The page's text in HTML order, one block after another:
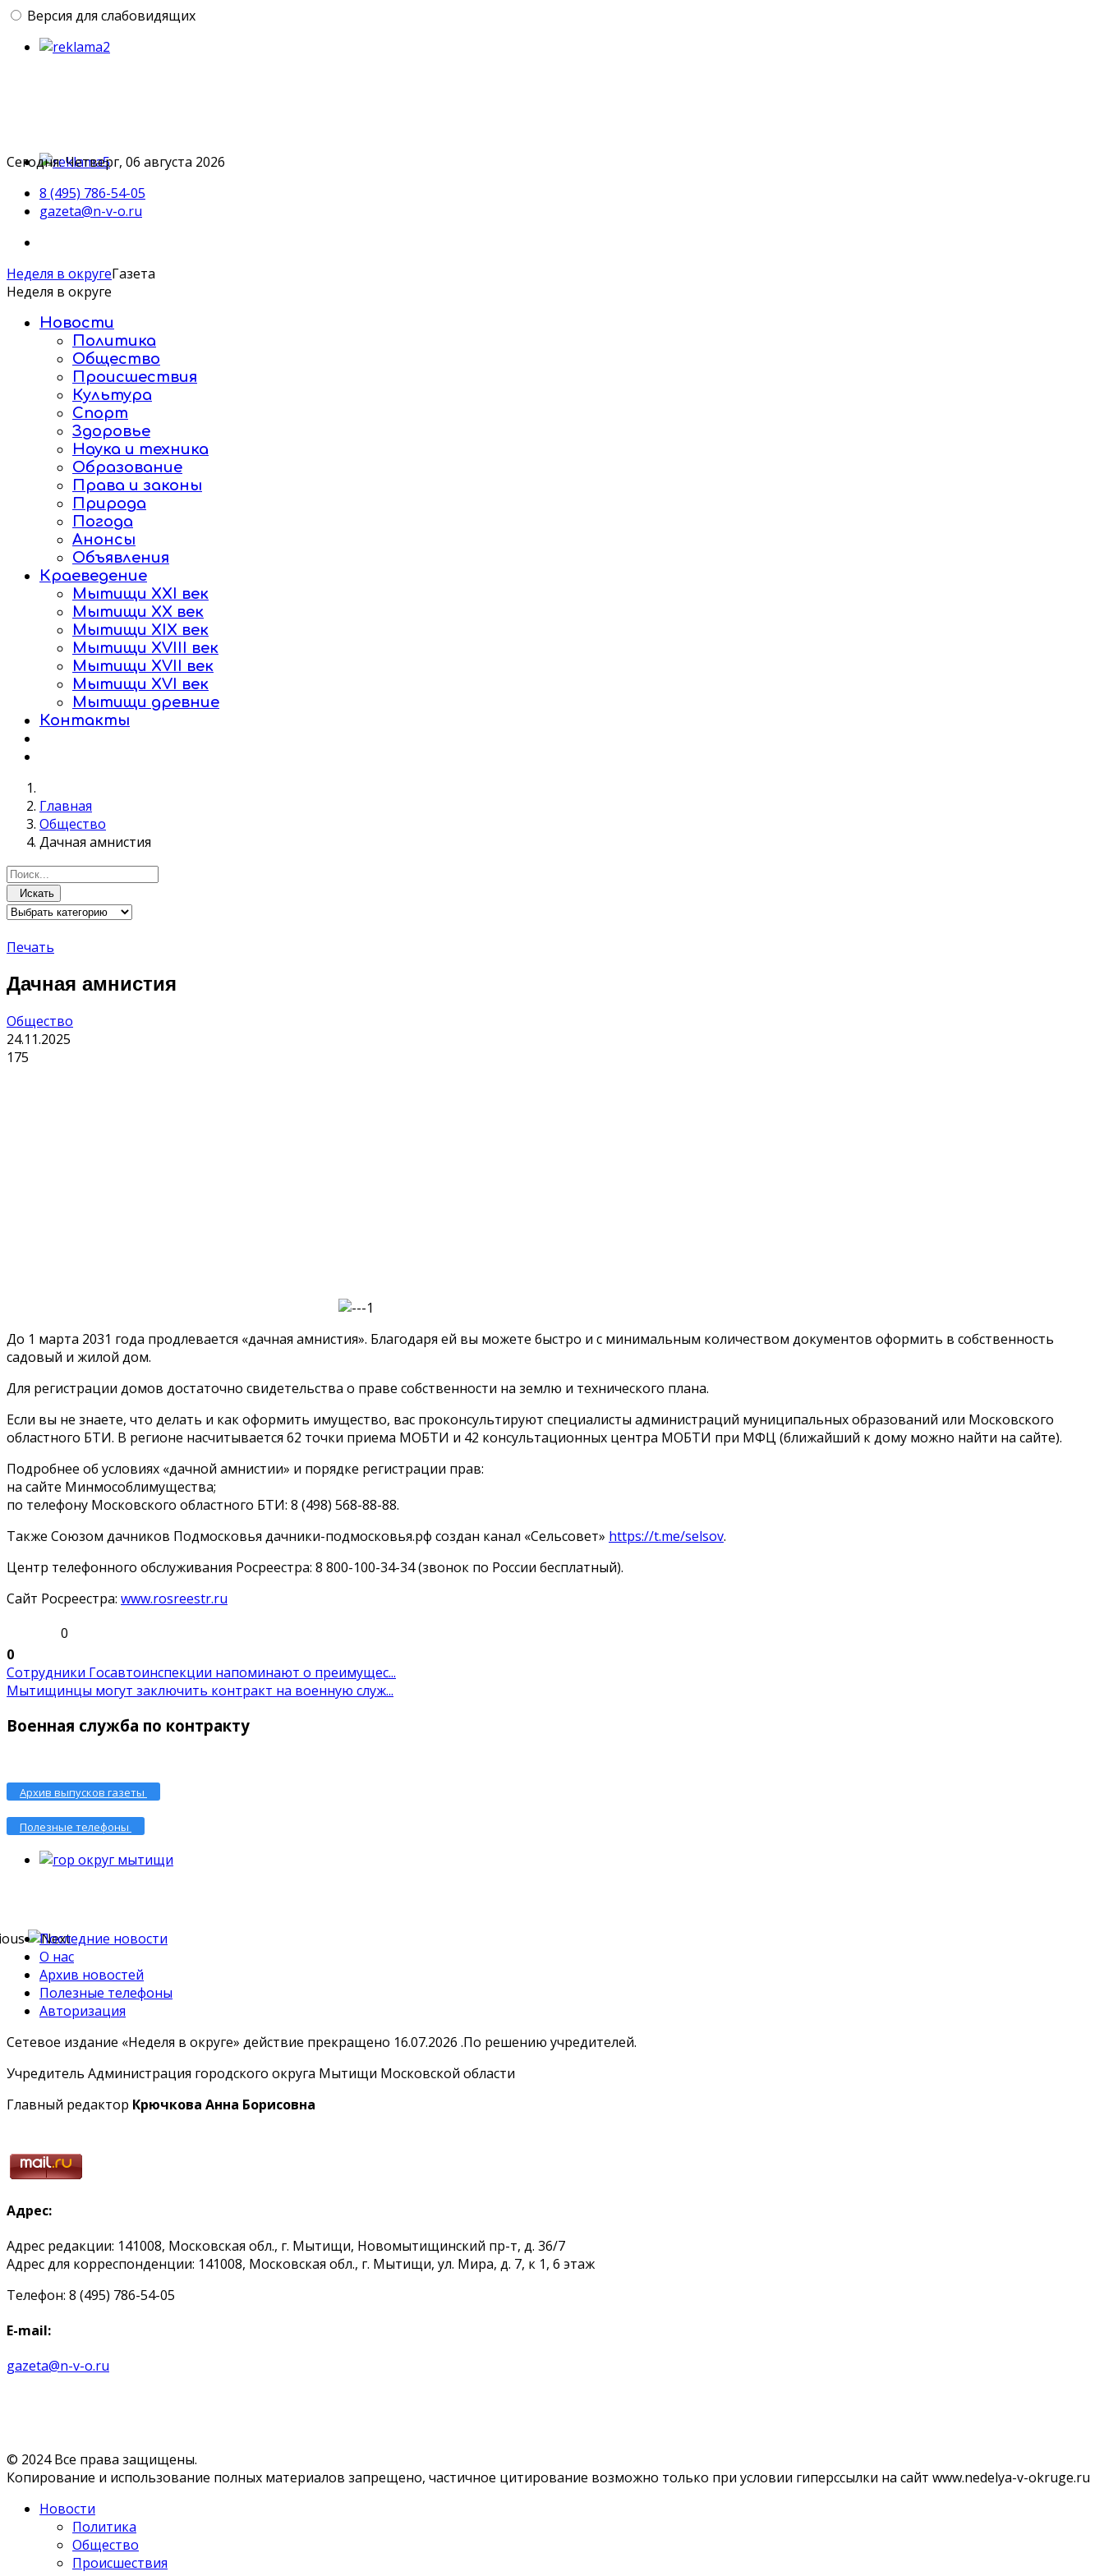
Версия для слабовидящих
Сегодня: Четверг, 06 августа 2026
8 (495) 786-54-05
gazeta@n-v-o.ru
Неделя в округеГазета
Неделя в округе
Новости
Политика
Общество
Происшествия
Культура
Спорт
Здоровье
Наука и техника
Образование
Права и законы
Природа
Погода
Анонсы
Объявления
Краеведение
Мытищи XXI век
Мытищи XX век
Мытищи XIX век
Мытищи XVIII век
Мытищи XVII век
Мытищи XVI век
Мытищи древние
Контакты
Главная
Общество
Дачная амнистия
Искать
Печать
Дачная амнистия
Общество
24.11.2025
175
До 1 марта 2031 года продлевается «дачная амнистия». Благодаря ей вы можете быстро и с минимальным количеством документов оформить в собственность
садовый и жилой дом.
Для регистрации домов достаточно свидетельства о праве собственности на землю и технического плана.
Если вы не знаете, что делать и как оформить имущество, вас проконсультируют специалисты администраций муниципальных образований или Московского
областного БТИ. В регионе насчитывается 62 точки приема МОБТИ и 42 консультационных центра МОБТИ при МФЦ (ближайший к дому можно найти на сайте).
Подробнее об условиях «дачной амнистии» и порядке регистрации прав:
на сайте Минмособлимущества;
по телефону Московского областного БТИ: 8 (498) 568-88-88.
Также Союзом дачников Подмосковья дачники-подмосковья.рф создан канал «Сельсовет» https://t.me/selsov.
Центр телефонного обслуживания Росреестра: 8 800-100-34-34 (звонок по России бесплатный).
Сайт Росреестра: www.rosreestr.ru
0
0
Сотрудники Госавтоинспекции напоминают о преимущес...
Мытищинцы могут заключить контракт на военную служ...
Военная служба по контракту
Архив выпусков газеты
Полезные телефоны
Последние новости
О нас
Архив новостей
Полезные телефоны
Авторизация
Сетевое издание «Неделя в округе» действие прекращено 16.07.2026 .По решению учредителей.
Учредитель Администрация городского округа Мытищи Московской области
Главный редактор Крючкова Анна Борисовна
Адрес:
Адрес редакции: 141008, Московская обл., г. Мытищи, Новомытищинский пр-т, д. 36/7
Адрес для корреспонденции: 141008, Московская обл., г. Мытищи, ул. Мира, д. 7, к 1, 6 этаж
Телефон: 8 (495) 786-54-05
E-mail:
gazeta@n-v-o.ru
© 2024 Все права защищены.
Копирование и использование полных материалов запрещено, частичное цитирование возможно только при условии гиперссылки на сайт www.nedelya-v-okruge.ru
Новости
Политика
Общество
Происшествия